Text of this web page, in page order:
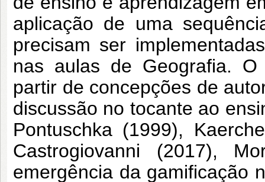
aplicação de uma
precisam ser
nas aulas de Geografia.
partir de concepções de
discussão no tocante ao
Pontuschka (1999),
Castrogiovanni (2017),
emergência da gamificação